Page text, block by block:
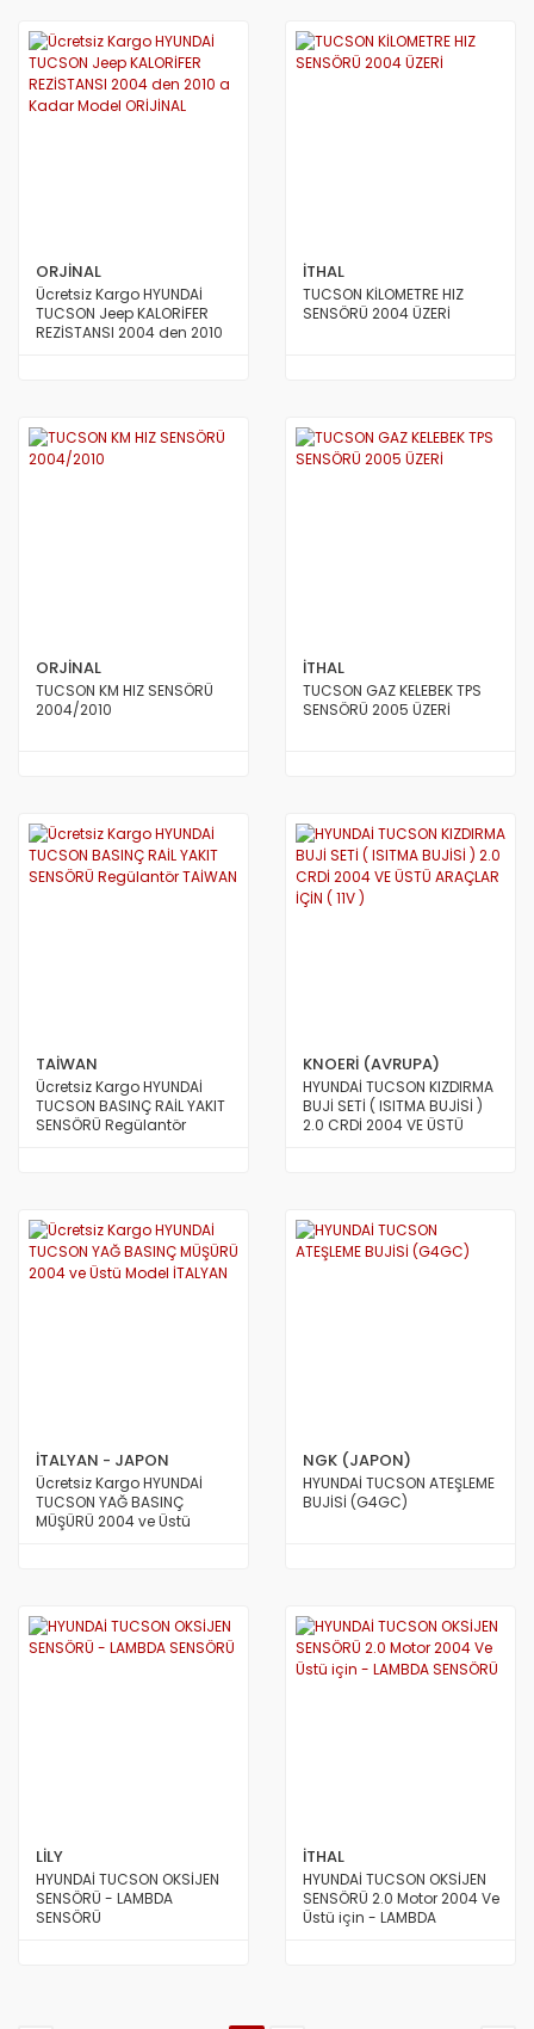
ORJİNAL
Ücretsiz Kargo HYUNDAİ
TUCSON Jeep KALORİFER
REZİSTANSI 2004 den 2010
İTHAL
TUCSON KİLOMETRE HIZ
SENSÖRÜ 2004 ÜZERİ
ORJİNAL
TUCSON KM HIZ SENSÖRÜ
2004/2010
İTHAL
TUCSON GAZ KELEBEK TPS
SENSÖRÜ 2005 ÜZERİ
TAİWAN
Ücretsiz Kargo HYUNDAİ
TUCSON BASINÇ RAİL YAKIT
SENSÖRÜ Regülantör
KNOERİ (AVRUPA)
HYUNDAİ TUCSON KIZDIRMA
BUJİ SETİ ( ISITMA BUJİSİ )
2.0 CRDİ 2004 VE ÜSTÜ
İTALYAN - JAPON
Ücretsiz Kargo HYUNDAİ
TUCSON YAĞ BASINÇ
MÜŞÜRÜ 2004 ve Üstü
NGK (JAPON)
HYUNDAİ TUCSON ATEŞLEME
BUJİSİ (G4GC)
LİLY
HYUNDAİ TUCSON OKSİJEN
SENSÖRÜ - LAMBDA
SENSÖRÜ
İTHAL
HYUNDAİ TUCSON OKSİJEN
SENSÖRÜ 2.0 Motor 2004 Ve
Üstü için - LAMBDA